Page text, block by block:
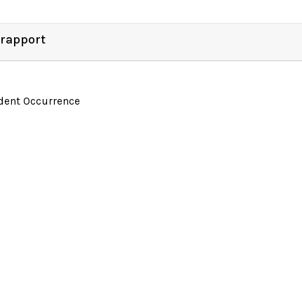
Occurrence